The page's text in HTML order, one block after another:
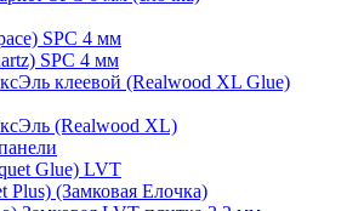
SPC 4 мм
SPC 4 мм
клеевой (Realwood XL Glue)
(Realwood XL)
Glue) LVT
Plus) (Замковая Елочка)